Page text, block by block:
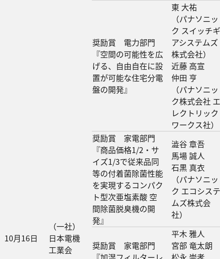
10月16日
（一社）
日本電機
工業会
奨励賞 電力部門
『空間の可能性を広
げる、自由自在に設
置が可能な住宅分電
盤の開発』
東 大祐
（パナソニッ
ク スイッチギ
アシステムズ
株式会社）
近藤 高宣
仲田 亨
（パナソニッ
ク株式会社 エ
レクトリック
ワークス社）
奨励賞 家電部門
『商品価格1/2・サ
イズ1/3で従来品同
等の付着菌除菌性能
を実現するコンパク
ト型次亜塩素酸 空
間除菌脱臭機の開
発』
澁谷 章吾
馬場 誠人
石黒 真衣
（パナソニッ
ク エコシステ
ムズ株式会
社）
奨励賞 家電部門
平木 雅人
宮部 竜太朗